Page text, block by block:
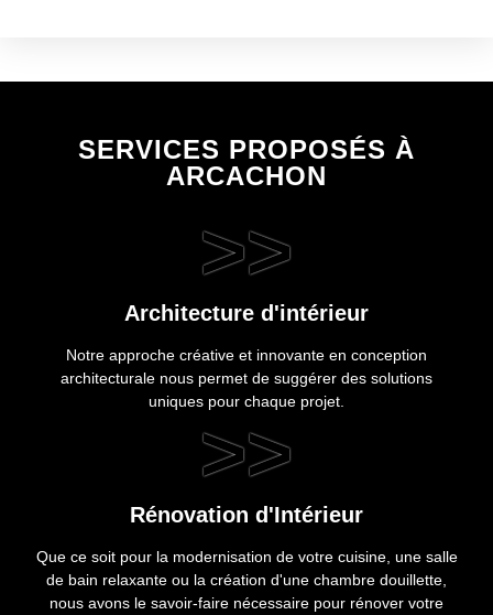
SERVICES PROPOSÉS À
ARCACHON
>>
Architecture d'intérieur
Notre approche créative et innovante en conception
architecturale nous permet de suggérer des solutions
uniques pour chaque projet.
>>
Rénovation d'Intérieur
Que ce soit pour la modernisation de votre cuisine, une salle
de bain relaxante ou la création d'une chambre douillette,
nous avons le savoir-faire nécessaire pour rénover votre